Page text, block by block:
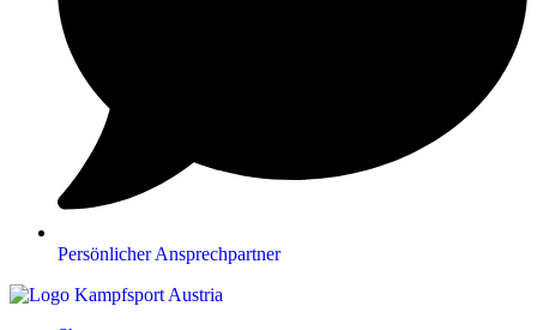
Persönlicher Ansprechpartner